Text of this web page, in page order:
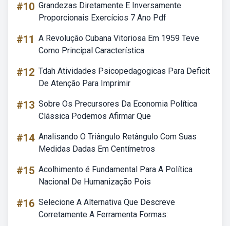
#10 Grandezas Diretamente E Inversamente
Proporcionais Exercícios 7 Ano Pdf
#11 A Revolução Cubana Vitoriosa Em 1959 Teve
Como Principal Característica
#12 Tdah Atividades Psicopedagogicas Para Deficit
De Atenção Para Imprimir
#13 Sobre Os Precursores Da Economia Política
Clássica Podemos Afirmar Que
#14 Analisando O Triângulo Retângulo Com Suas
Medidas Dadas Em Centímetros
#15 Acolhimento é Fundamental Para A Política
Nacional De Humanização Pois
#16 Selecione A Alternativa Que Descreve
Corretamente A Ferramenta Formas: